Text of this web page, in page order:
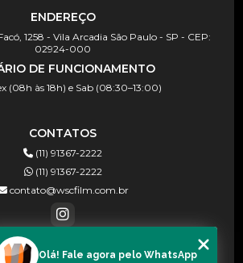
ENDEREÇO
1258 - Vila Arcadia São Paulo - SP - CEP:
02924-000
DE FUNCIONAMENTO
(08h às 18h) e Sab (08:30–13:00)
CONTATOS
(11) 91367-2222
(11) 91367-2222
contato@wscfilm.com.br
Olá! Fale agora pelo WhatsApp